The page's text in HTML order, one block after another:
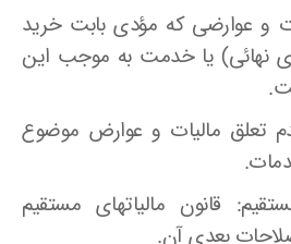
و عوارضی که مؤدی بابت خرید
نهائی) یا خدمت به موجب این
تعلق مالیات و عوارض موضوع
قانون مالیاتهای مستقیم